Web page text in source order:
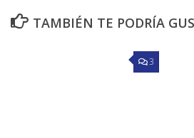
TAMBIÉN TE PODRÍA
3